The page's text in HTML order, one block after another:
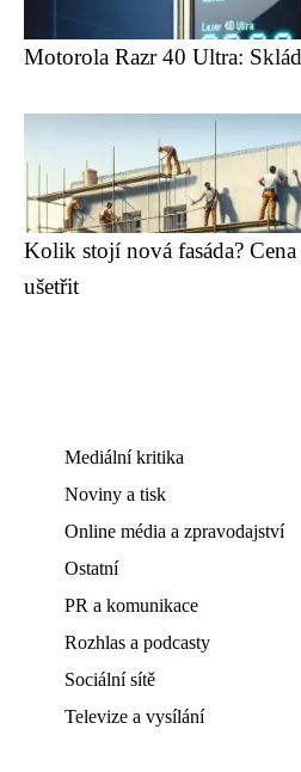
Motorola Razr 40 Ultra:
Kolik stojí nová fasáda?
ušetřit
Mediální kritika
Noviny a tisk
Online média a zpravodajství
Ostatní
PR a komunikace
Rozhlas a podcasty
Sociální sítě
Televize a vysílání